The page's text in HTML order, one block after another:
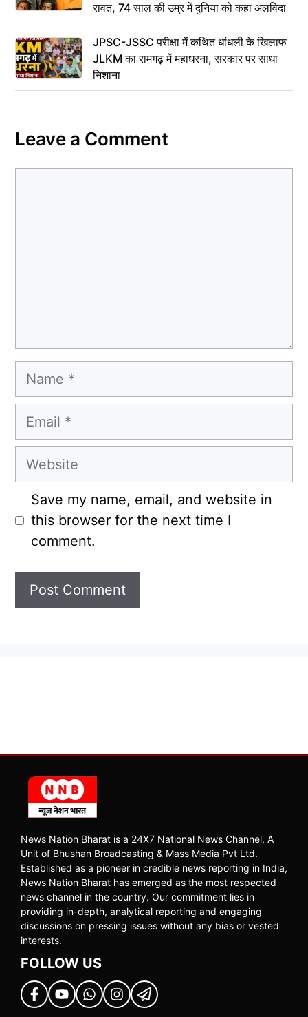
रावत, 74 साल की उम्र में दुनिया को कहा अलविदा
JPSC-JSSC परीक्षा में कथित धांधली के खिलाफ
JLKM का रामगढ़ में महाधरना, सरकार पर साधा
निशाना
Leave a Comment
Name
Email
Website
Save my name, email, and website in
this browser for the next time I
comment.
News Nation Bharat is a 24X7 National News Channel, A
Unit of Bhushan Broadcasting & Mass Media Pvt Ltd.
Established as a pioneer in credible news reporting in India,
News Nation Bharat has emerged as the most respected
news channel in the country. Our commitment lies in
providing in-depth, analytical reporting and engaging
discussions on pressing issues without any bias or vested
interests.
FOLLOW US